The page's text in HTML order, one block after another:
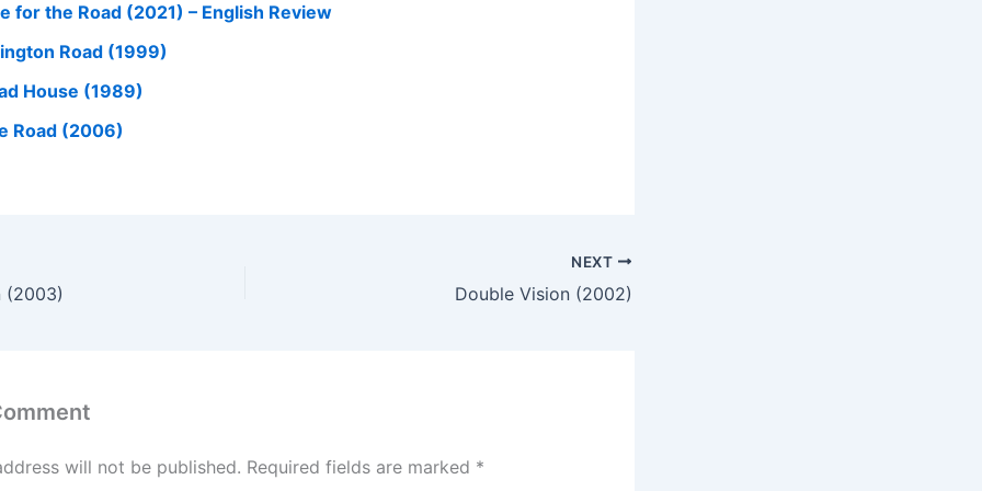
for the Road (2021) – English Review
Road (1999)
House (1989)
Road (2006)
(2003)
NEXT
Double Vision (2002)
will not be published. Required fields are marked *